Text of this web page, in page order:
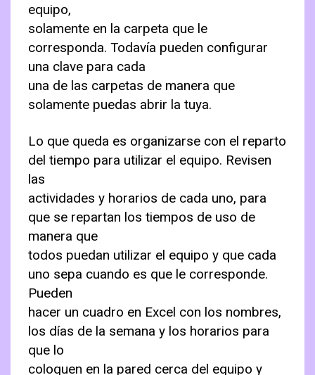
equipo,
solamente en la carpeta que le
corresponda. Todavía pueden configurar
una clave para cada
una de las carpetas de manera que
solamente puedas abrir la tuya.
Lo que queda es organizarse con el reparto
del tiempo para utilizar el equipo. Revisen
las
actividades y horarios de cada uno, para
que se repartan los tiempos de uso de
manera que
todos puedan utilizar el equipo y que cada
uno sepa cuando es que le corresponde.
Pueden
hacer un cuadro en Excel con los nombres,
los días de la semana y los horarios para
que lo
coloquen en la pared cerca del equipo y